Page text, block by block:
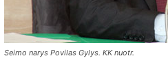
Seimo narys Povilas Gylys. KK nuotr.